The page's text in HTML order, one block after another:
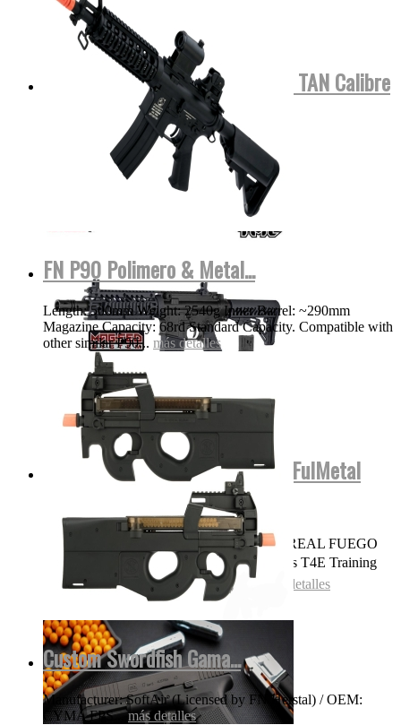
Tippmann TMC COLOR NEGRA o TAN Calibre
MOSTRAR VIDEO más detalles
Glock17 Gen5 Cerficacion Glock FulMetal
OJO NADA DE POLVORA SONIDO REAL FUEGO
FOGUEO ILEGAL👌 Las replicas pistolas T4E Training
for Engagement te permiten entrenar...
más detalles
FN P90 Polimero & Metal...
Length: 500mm Weight: 2540g Inner Barrel: ~290mm
Magazine Capacity: 68rd Standard Capacity. Compatible with
other similar P90... más detalles
Custom Swordfish Gama...
Manufacturer: SoftAir (Licensed by FN Herstal) / OEM:
CYMA FPS...más detalles